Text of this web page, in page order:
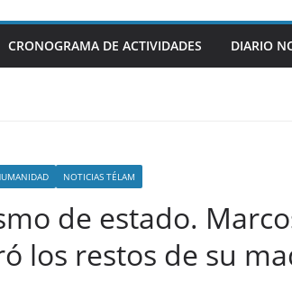
CRONOGRAMA DE ACTIVIDADES DIARIO
NOTICIAS TÉLAM
de estado.
los restos de su